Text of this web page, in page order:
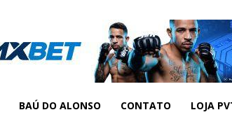
BAÚ DO ALONSO CONTATO LOJA